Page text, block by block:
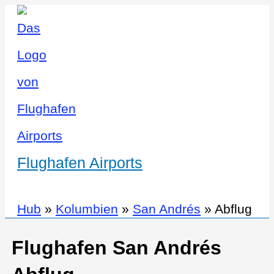
Flughafen Airports
Hub » Kolumbien » San Andrés » Abflug
Flughafen San Andrés